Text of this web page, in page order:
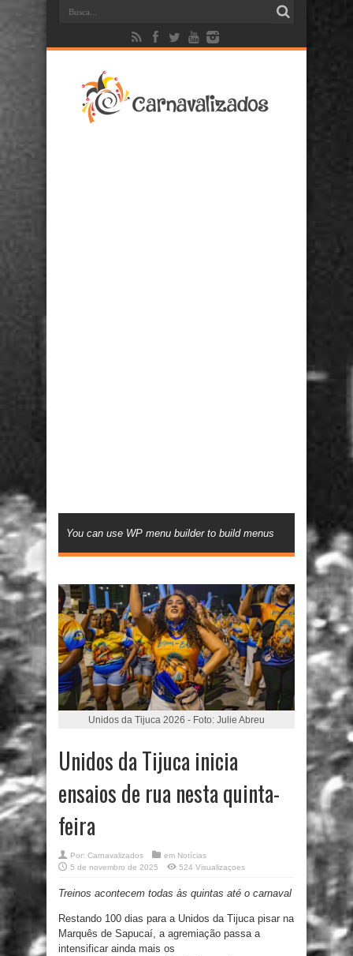
You can use WP menu builder to build menus
Unidos da Tijuca 2026 - Foto: Julie Abreu
Unidos da Tijuca inicia
ensaios de rua nesta quinta-
feira
Por: Carnavalizados em Notícias
5 de novembro de 2025
524 Visualizaçoes
Treinos acontecem todas às quintas até o carnaval
Restando 100 dias para a Unidos da Tijuca pisar na
Marquês de Sapucaí, a agremiação passa a
intensificar ainda mais os